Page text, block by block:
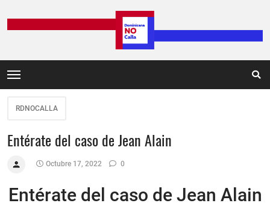
RDNOCALLA
Entérate del caso de Jean Alain
Octubre 17, 2022 0
Entérate del caso de Jean Alain